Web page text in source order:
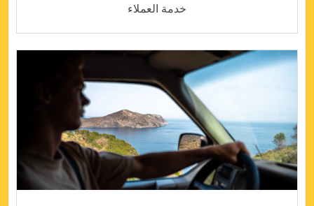
خدمة العملاء